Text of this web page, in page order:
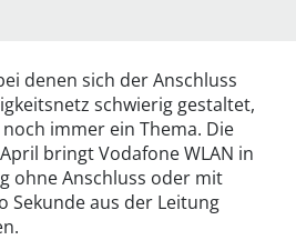
denen sich der Anschluss
schwierig gestaltet,
immer ein Thema. Die
bringt Vodafone WLAN in
ohne Anschluss oder mit
Sekunde aus der Leitung